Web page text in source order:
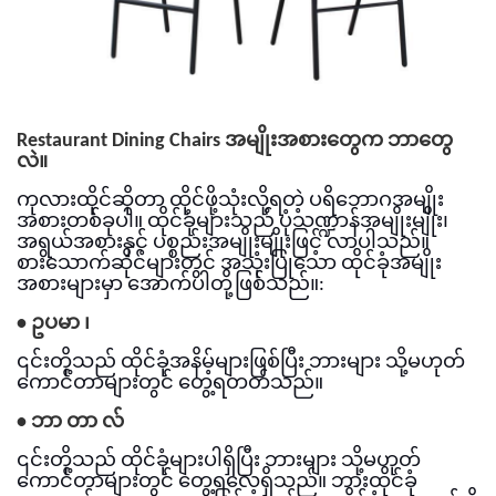
Restaurant Dining Chairs အမျိုးအစားတွေက ဘာတွေ
လဲ။
ကုလားထိုင်ဆိုတာ ထိုင်ဖို့သုံးလို့ရတဲ့ ပရိဘောဂအမျိုး
အစားတစ်ခုပါ။ ထိုင်ခုံများသည် ပုံသဏ္ဍာန်အမျိုးမျိုး၊
အရွယ်အစားနှင့် ပစ္စည်းအမျိုးမျိုးဖြင့် လာပါသည်။
စားသောက်ဆိုင်များတွင် အသုံးပြုသော ထိုင်ခုံအမျိုး
အစားများမှာ အောက်ပါတို့ဖြစ်သည်။:
• ဥပမာ ၊
၎င်းတို့သည် ထိုင်ခုံအနိမ့်များဖြစ်ပြီး ဘားများ သို့မဟုတ်
ကောင်တာများတွင် တွေ့ရတတ်သည်။
• ဘာ တာ လ်
၎င်းတို့သည် ထိုင်ခုံများပါရှိပြီး ဘားများ သို့မဟုတ်
ကောင်တာများတွင် တွေ့ရလေ့ရှိသည်။ ဘားထိုင်ခုံ